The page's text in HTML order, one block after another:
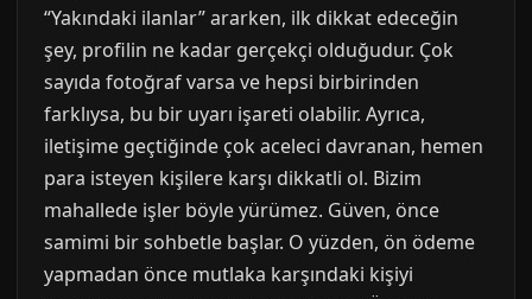
“Yakındaki ilanlar” ararken, ilk dikkat edeceğin
şey, profilin ne kadar gerçekçi olduğudur. Çok
sayıda fotoğraf varsa ve hepsi birbirinden
farklıysa, bu bir uyarı işareti olabilir. Ayrıca,
iletişime geçtiğinde çok aceleci davranan, hemen
para isteyen kişilere karşı dikkatli ol. Bizim
mahallede işler böyle yürümez. Güven, önce
samimi bir sohbetle başlar. O yüzden, ön ödeme
yapmadan önce mutlaka karşındaki kişiyi